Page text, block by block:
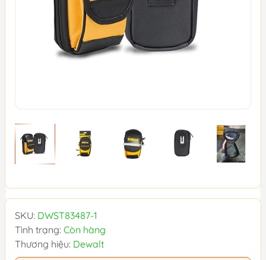
SKU: DWST83487-1
Tình trạng: Còn hàng
Thương hiệu: Dewalt